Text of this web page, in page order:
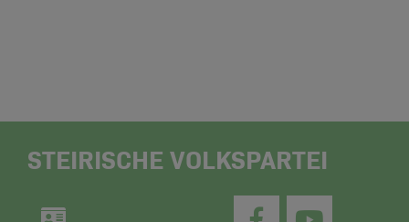
STEIRISCHE VOLKSPARTEI